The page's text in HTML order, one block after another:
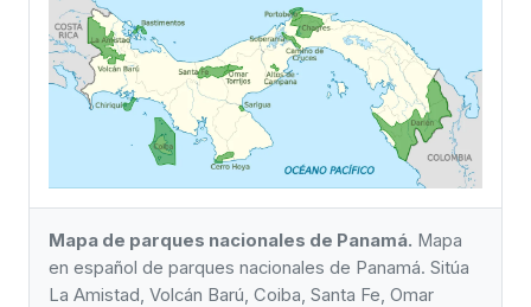
Mapa de parques nacionales de Panamá. Mapa
en español de parques nacionales de Panamá. Sitúa
La Amistad, Volcán Barú, Coiba, Santa Fe, Omar